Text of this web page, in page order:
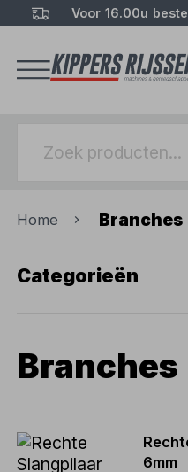
Voor 16.00u
Home Branches
Categorieën
Branches
6mm